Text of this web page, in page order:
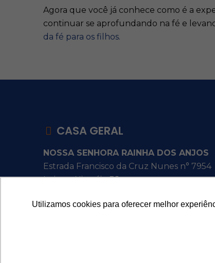
Utilizamos cookies para oferecer melhor
Agora que você já conhece como é a
continuar se aprofundando na fé e
da fé para os filhos.
CASA GERAL
NOSSA SENHORA RAINHA DOS ANJOS
Estrada Francisco da Cruz Nunes n° 7954
Itaipu - Niterói - RJ